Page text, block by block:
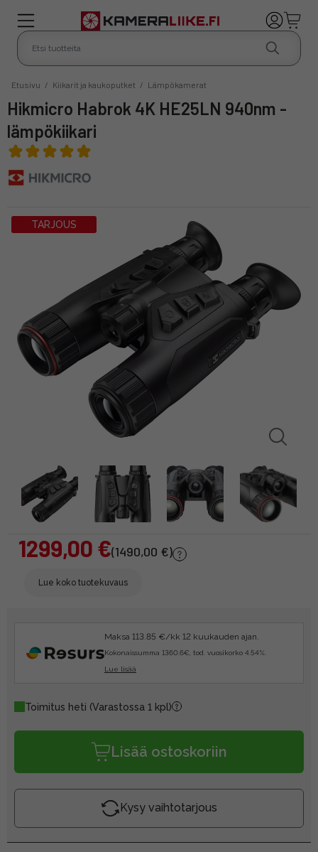
Etusivu / Kiikarit ja kaukoputket / Lämpökamerat
Hikmicro Habrok 4K HE25LN 940nm -
lämpökiikari
TARJOUS
1299,00 €(1490,00 €)
Lue koko tuotekuvaus
Maksa 113.85 €/kk 12 kuukauden ajan.
Kokonaissumma 1360.6€, tod. vuosikorko 4.54%.
Lue lisää
Toimitus heti (Varastossa 1 kpl)
Lisää ostoskoriin
Kysy vaihtotarjous